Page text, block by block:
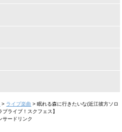
> ライブ楽曲 >眠れる森に行きたいな(近江彼方ソロ
ライブ！スクフェス】
サードリンク